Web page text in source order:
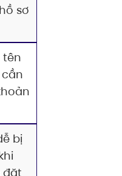
sơ
tên
cần
bị
đặt